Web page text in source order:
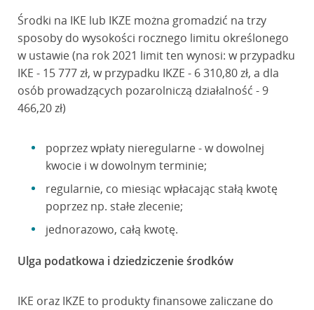
Środki na IKE lub IKZE można gromadzić na trzy
sposoby do wysokości rocznego limitu określonego
w ustawie (na rok 2021 limit ten wynosi: w przypadku
IKE - 15 777 zł, w przypadku IKZE - 6 310,80 zł, a dla
osób prowadzących pozarolniczą działalność - 9
466,20 zł)
poprzez wpłaty nieregularne - w dowolnej
kwocie i w dowolnym terminie;
regularnie, co miesiąc wpłacając stałą kwotę
poprzez np. stałe zlecenie;
jednorazowo, całą kwotę.
Ulga podatkowa i dziedziczenie środków
IKE oraz IKZE to produkty finansowe zaliczane do